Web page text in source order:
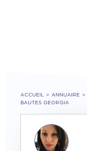
ACCUEIL ANNUAIRE
BAUTES GEORGIA